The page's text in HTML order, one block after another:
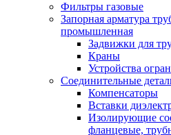
Фильтры газовые
Запорная арматура
промышленная
Задвижки для
Краны
Устройства
Соединительные
Компенсаторы
Вставки
Изолирующие
фланцевые,